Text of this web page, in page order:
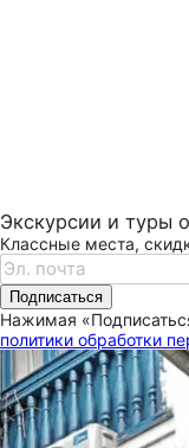
Экскурсии и туры
Классные места,
Подписаться
Нажимая
политики обработки